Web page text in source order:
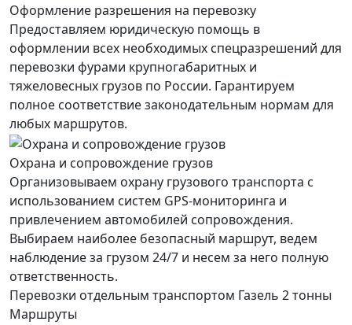
Оформление разрешения на перевозку
Предоставляем юридическую помощь в
оформлении всех необходимых спецразрешений для
перевозки фурами крупногабаритных и
тяжеловесных грузов по России. Гарантируем
полное соответствие законодательным нормам для
любых маршрутов.
Охрана и сопровождение грузов
Организовываем охрану грузового транспорта с
использованием систем GPS-мониторинга и
привлечением автомобилей сопровождения.
Выбираем наиболее безопасный маршрут, ведем
наблюдение за грузом 24/7 и несем за него полную
ответственность.
Перевозки отдельным транспортом Газель 2 тонны
Маршруты